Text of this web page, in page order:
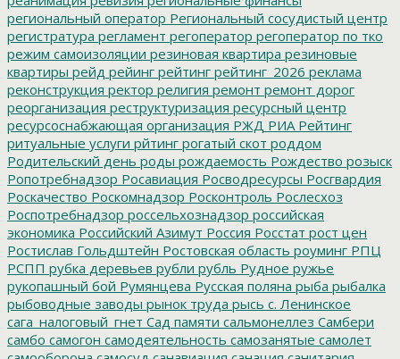
региональный оператор Региональный сосудистый центр
регистратура регламент регоператор регоператор по тко
режим самоизоляции резиновая квартира резиновые
квартиры рейд рейинг рейтинг рейтинг_2026 реклама
реконструкция ректор религия ремонт ремонт дорог
реорганизация реструктуризация ресурсный центр
ресурсоснабжающая организация РЖД РИА Рейтинг
ритуальные услуги рйтинг рогатый скот роддом
Родительский день роды рождаемость Рождество розыск
Ропотребнадзор Росавиация Росводресурсы Росгвардия
Роскачество Роскомнадзор Росконтроль Рослесхоз
Роспотребнадзор россельхознадзор российская
экономика Российский Азимут Россия Росстат рост цен
Ростислав Гольдштейн Ростовская область роуминг РПЦ
РСПП рубка деревьев рубли рубль Рудное ружье
рукопашный бой Румянцева Русская поляна рыба рыбалка
рыбоводные заводы рынок труда рысь с. Ленинское
сага_налоговый_гнет Сад памяти сальмонеллез Самбери
самбо самогон самодеятельность самозанятые самолет